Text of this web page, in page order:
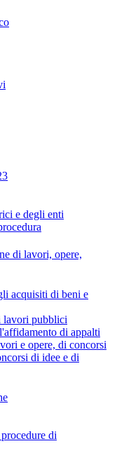
e degli enti
di lavori, opere,
acquisiti di beni e
lavori pubblici
di appalti
e opere, di concorsi
di idee e di
di